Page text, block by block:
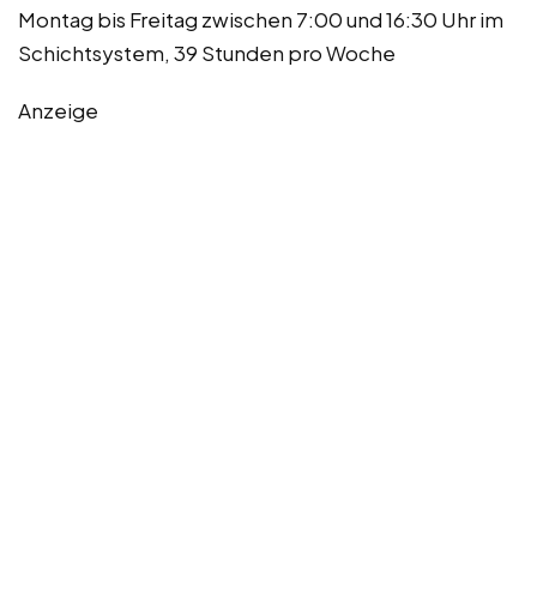
Montag bis Freitag zwischen 7:00 und 16:30 Uhr im
Schichtsystem, 39 Stunden pro Woche
Anzeige